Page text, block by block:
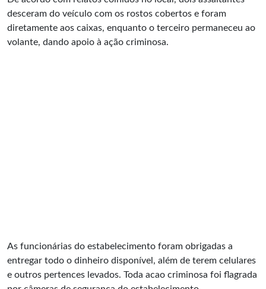
desceram do veículo com os rostos cobertos e foram
diretamente aos caixas, enquanto o terceiro permaneceu ao
volante, dando apoio à ação criminosa.
As funcionárias do estabelecimento foram obrigadas a
entregar todo o dinheiro disponível, além de terem celulares
e outros pertences levados. Toda acao criminosa foi flagrada